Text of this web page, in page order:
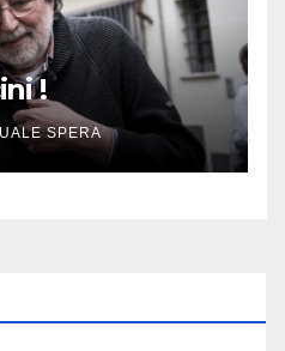
!
SPERA